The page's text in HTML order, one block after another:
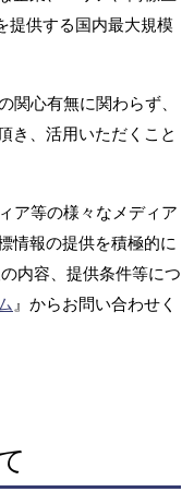
提供する国内最大規模
関心有無に関わらず、
き、活用いただくこと
ア等の様々なメディア
情報の提供を積極的に
内容、提供条件等につ
』からお問い合わせく